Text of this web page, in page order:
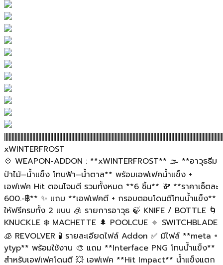
xWINTERFROST
💠 WEAPON-ADDON : **xWINTERFROST** 🌫️ **อาวุธธีม
ป่าไม้–น้ำแข็ง โทนฟ้า–น้ำตาล** พร้อมเอฟเฟคน้ำแข็ง +
เอฟเฟค Hit ตอนโจมตี รวมทั้งหมด **6 ชิ้น** 💸 **ราคาเซ็ตละ
600.-฿** ✨ แถม **เอฟเฟคตี + กรอบตอนโดนตีโทนน้ำแข็ง**
ให้ฟรีครบทั้ง 2 แบบ 🧊 รายการอาวุธ 🍃 KNIFE / BOTTLE 🌀
KNUCKLE ❄️ MACHETTE 🌲 POOLCUE 🔹 SWITCHBLADE
🧊 REVOLVER 🧪 รายละเอียดไฟล์ Addon ✅ มีไฟล์ **meta +
ytyp** พร้อมใช้งาน 🎨 แถม **Interface PNG โทนน้ำแข็ง**
สำหรับเอฟเฟคโดนตี 💥 เอฟเฟค **Hit Impact** น้ำแข็งแตก